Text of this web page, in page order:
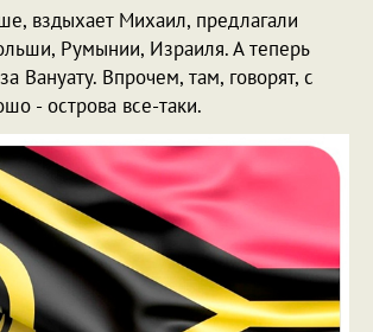
вздыхает Михаил, предлагали
Румынии, Израиля. А теперь
Вануату. Впрочем, там, говорят, с
- острова все-таки.